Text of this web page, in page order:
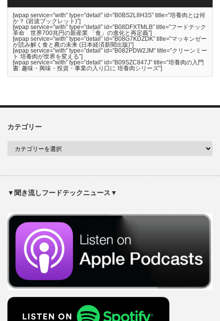
[wpap service=”with” type=”detail” id=”B0BS2L8H3S” title=”培養肉とは何
か？ (岩波ブックレット)”]
[wpap service=”with” type=”detail” id=”B08DFXTMLB” title=”フードテック
革命 世界700兆円の新産業 「食」の進化と再定義”]
[wpap service=”with” type=”detail” id=”B08G7KDZDK” title=”マッキンゼー
が読み解く食と農の未来 (日本経済新聞出版)”]
[wpap service=”with” type=”detail” id=”B082PDW2JM” title=”クリーンミー
ト 培養肉が世界を変える”]
[wpap service=”with” type=”detail” id=”B09SZC847J” title=”培養肉の入門
書: 趣味・興味・投資・事業の入り口に 培養肉シリーズ”]
カテゴリー
▼聞き流しフードテックニュース▼